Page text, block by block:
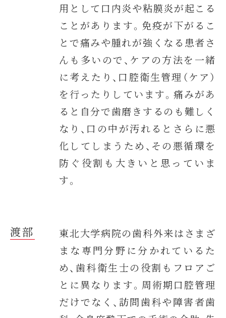
用として口内炎や粘膜炎が起こる
ことがあります。免疫が下がるこ
とで痛みや腫れが強くなる患者さ
んも多いので、ケアの方法を一緒
に考えたり、口腔衛生管理（ケア）
を行ったりしています。痛みがあ
ると自分で歯磨きするのも難しく
なり、口の中が汚れるとさらに悪
化してしまうため、その悪循環を
防ぐ役割も大きいと思っていま
す。
渡部
東北大学病院の歯科外来はさまざ
まな専門分野に分かれているた
め、歯科衛生士の役割もフロアご
とに異なります。周術期口腔管理
だけでなく、訪問歯科や障害者歯